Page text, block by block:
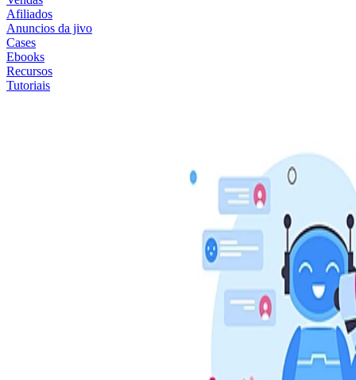
Afiliados
Anuncios da jivo
Cases
Ebooks
Recursos
Tutoriais